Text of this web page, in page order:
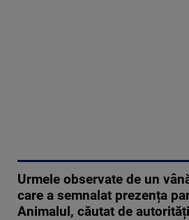
Urmele observate de un
care a semnalat prezența
Animalul, căutat de autorități